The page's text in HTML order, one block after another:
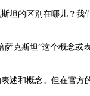
坦的区别在哪儿？我
萨克斯坦”这个概念或
述和概念。但在官方